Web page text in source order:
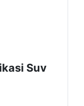
Suv